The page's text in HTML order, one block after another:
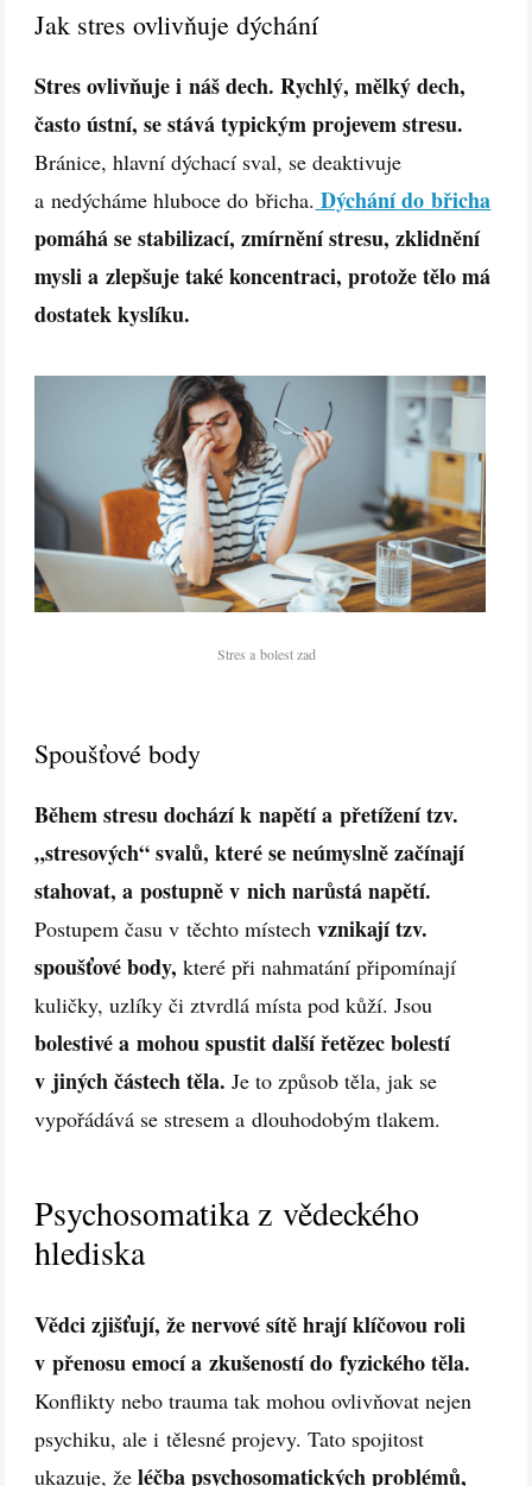
Jak stres ovlivňuje dýchání
Stres ovlivňuje i náš dech. Rychlý, mělký dech,
často ústní, se stává typickým projevem stresu.
Bránice, hlavní dýchací sval, se deaktivuje
a nedýcháme hluboce do břicha. Dýchání do břicha
pomáhá se stabilizací, zmírnění stresu, zklidnění
mysli a zlepšuje také koncentraci, protože tělo má
dostatek kyslíku.
Stres a bolest zad
Spoušťové body
Během stresu dochází k napětí a přetížení tzv.
„stresových“ svalů, které se neúmyslně začínají
stahovat, a postupně v nich narůstá napětí.
Postupem času v těchto místechvznikají tzv.
spoušťové body, které při nahmatání připomínají
kuličky, uzlíky či ztvrdlá místa pod kůží. Jsou
bolestivé a mohou spustit další řetězec bolestí
v jiných částech těla.Je to způsob těla, jak se
vypořádává se stresem a dlouhodobým tlakem.
Psychosomatika z vědeckého
hlediska
Vědci zjišťují, že nervové sítě hrají klíčovou roli
v přenosu emocí a zkušeností do fyzického těla.
Konflikty nebo trauma tak mohou ovlivňovat nejen
psychiku, ale i tělesné projevy. Tato spojitost
ukazuje, že léčba psychosomatických problémů,